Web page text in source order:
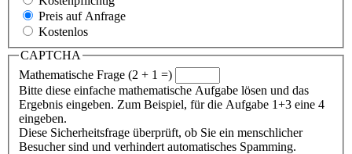
Preis auf Anfrage
Kostenlos
CAPTCHA
Mathematische Frage (2 + 1 =)
Bitte diese einfache mathematische Aufgabe lösen und das
Ergebnis eingeben. Zum Beispiel, für die Aufgabe 1+3 eine 4
eingeben.
Diese Sicherheitsfrage überprüft, ob Sie ein menschlicher
Besucher sind und verhindert automatisches Spamming.